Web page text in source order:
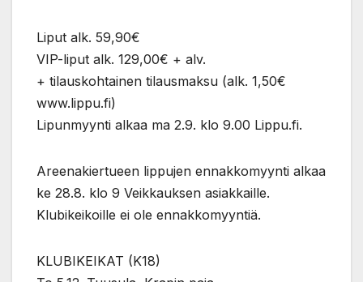
Liput alk. 59,90€
VIP-liput alk. 129,00€ + alv.
+ tilauskohtainen tilausmaksu (alk. 1,50€
www.lippu.fi)
Lipunmyynti alkaa ma 2.9. klo 9.00 Lippu.fi.
Areenakiertueen lippujen ennakkomyynti alkaa
ke 28.8. klo 9 Veikkauksen asiakkaille.
Klubikeikoille ei ole ennakkomyyntiä.
KLUBIKEIKAT (K18)